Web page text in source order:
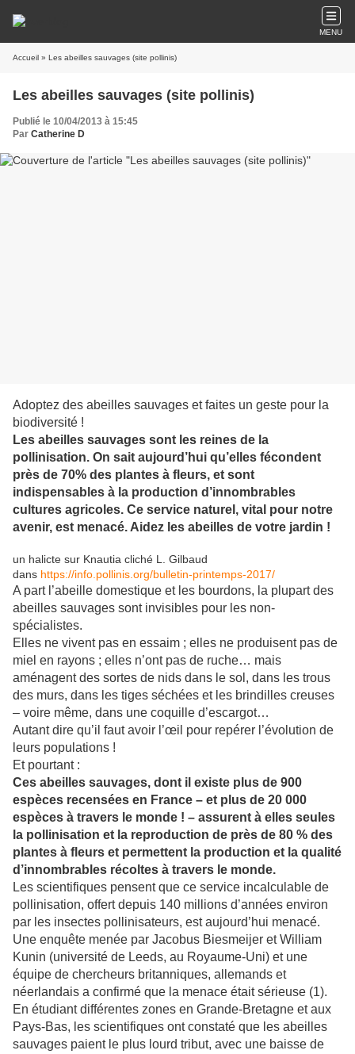
MENU
Accueil » Les abeilles sauvages (site pollinis)
Les abeilles sauvages (site pollinis)
Publié le 10/04/2013 à 15:45
Par Catherine D
Adoptez des abeilles sauvages et faites un geste pour la
biodiversité !
Les abeilles sauvages sont les reines de la
pollinisation. On sait aujourd’hui qu’elles fécondent
près de 70% des plantes à fleurs, et sont
indispensables à la production d’innombrables
cultures agricoles. Ce service naturel, vital pour notre
avenir, est menacé. Aidez les abeilles de votre jardin !
un halicte sur Knautia cliché L. Gilbaud
dans https://info.pollinis.org/bulletin-printemps-2017/
A part l’abeille domestique et les bourdons, la plupart des
abeilles sauvages sont invisibles pour les non-
spécialistes.
Elles ne vivent pas en essaim ; elles ne produisent pas de
miel en rayons ; elles n’ont pas de ruche… mais
aménagent des sortes de nids dans le sol, dans les trous
des murs, dans les tiges séchées et les brindilles creuses
– voire même, dans une coquille d’escargot…
Autant dire qu’il faut avoir l’œil pour repérer l’évolution de
leurs populations !
Et pourtant :
Ces abeilles sauvages, dont il existe plus de 900
espèces recensées en France – et plus de 20 000
espèces à travers le monde ! – assurent à elles seules
la pollinisation et la reproduction de près de 80 % des
plantes à fleurs et permettent la production et la qualité
d’innombrables récoltes à travers le monde.
Les scientifiques pensent que ce service incalculable de
pollinisation, offert depuis 140 millions d’années environ
par les insectes pollinisateurs, est aujourd’hui menacé.
Une enquête menée par Jacobus Biesmeijer et William
Kunin (université de Leeds, au Royaume-Uni) et une
équipe de chercheurs britanniques, allemands et
néerlandais a confirmé que la menace était sérieuse (1).
En étudiant différentes zones en Grande-Bretagne et aux
Pays-Bas, les scientifiques ont constaté que les abeilles
sauvages paient le plus lourd tribut, avec une baisse de